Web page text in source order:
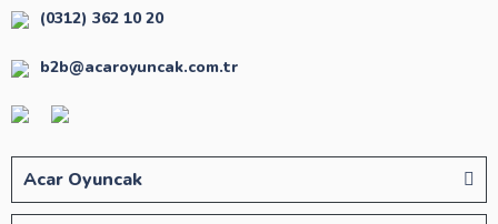
(0312) 362 10 20
b2b@acaroyuncak.com.tr
Acar Oyuncak